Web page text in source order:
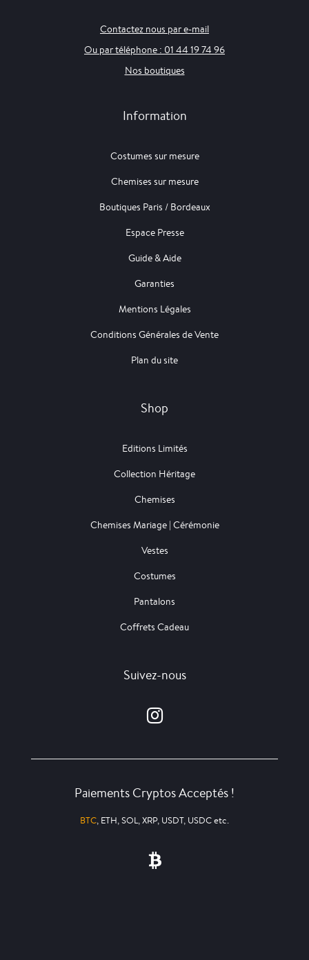
Contactez nous par e-mail
Ou par téléphone : 01 44 19 74 96
Nos boutiques
Information
Costumes sur mesure
Chemises sur mesure
Boutiques Paris / Bordeaux
Espace Presse
Guide & Aide
Garanties
Mentions Légales
Conditions Générales de Vente
Plan du site
Shop
Editions Limités
Collection Héritage
Chemises
Chemises Mariage | Cérémonie
Vestes
Costumes
Pantalons
Coffrets Cadeau
Suivez-nous
Paiements Cryptos Acceptés !
BTC, ETH, SOL, XRP, USDT, USDC etc.